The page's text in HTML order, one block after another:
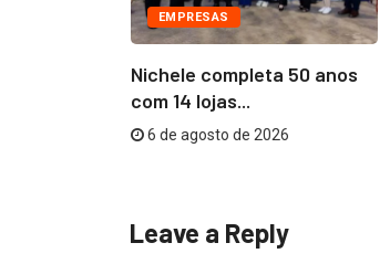
EMPRESAS
Nichele completa 50 anos
com 14 lojas...
6 de agosto de 2026
Leave a Reply